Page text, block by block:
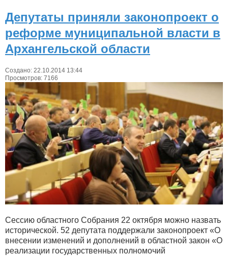
Депу­таты при­няли закон­оп­ро­ект о
рефор­ме муни­ципаль­ной влас­ти в
Архангельской области
Создано: 22.10.2014 13:44
Просмотров: 7166
Сессию областного Собрания 22 октября можно назвать
исторической. 52 депутата поддержали законопроект «О
внесении изменений и дополнений в областной закон «О
реализации государственных полномочий